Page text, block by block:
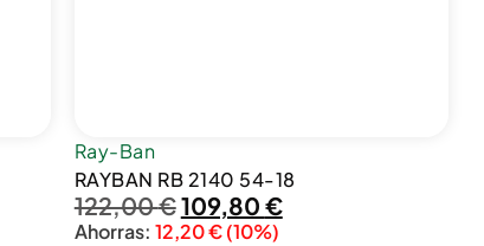
Ray-Ban
RAYBAN RB 2140 54-18
122,00€109,80 €
Ahorras: 12,20€ (10%)